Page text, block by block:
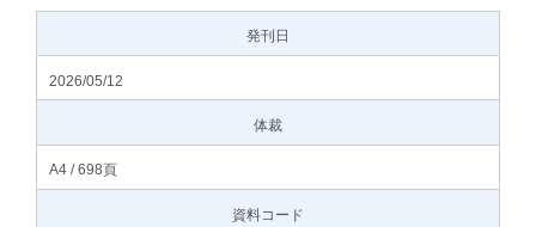
発刊日
2026/05/12
体裁
A4 / 698頁
資料コード